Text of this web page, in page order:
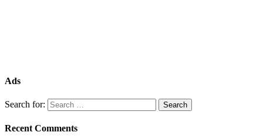
Ads
Search for:
Recent Comments